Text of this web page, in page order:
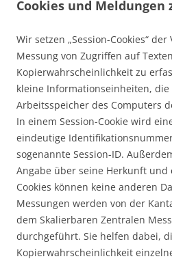
Cookies und Meldungen
Wir setzen „Session-Cookies“
Messung von Zugriffen auf
Kopierwahrscheinlichkeit zu
kleine Informationseinheiten,
Arbeitsspeicher des Computers
In einem Session-Cookie wird
eindeutige
sogenannte Session-ID.
Angabe über seine Herkunft und
Cookies können keine anderen
Messungen werden von der
dem Skalierbaren Zentralen
durchgeführt. Sie helfen dabei,
Kopierwahrscheinlichkeit